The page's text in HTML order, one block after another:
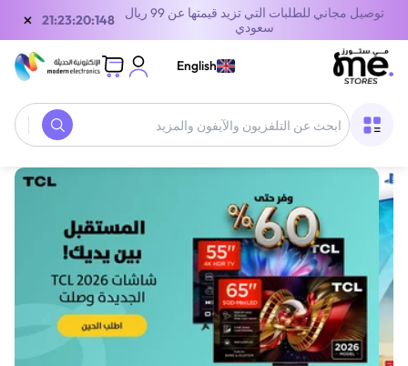
توصيل مجاني للطلبات التي تزيد قيمتها عن 99 ريال
سعودي
20:23:20:148
×
English